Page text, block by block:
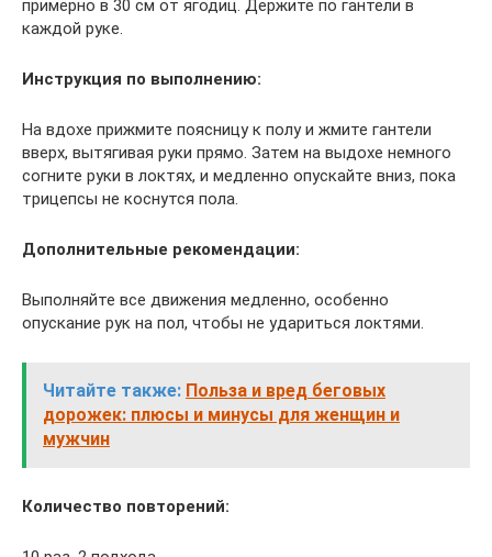
примерно в 30 см от ягодиц. Держите по гантели в
каждой руке.
Инструкция по выполнению:
На вдохе прижмите поясницу к полу и жмите гантели
вверх, вытягивая руки прямо. Затем на выдохе немного
согните руки в локтях, и медленно опускайте вниз, пока
трицепсы не коснутся пола.
Дополнительные рекомендации:
Выполняйте все движения медленно, особенно
опускание рук на пол, чтобы не удариться локтями.
Читайте также: Польза и вред беговых
дорожек: плюсы и минусы для женщин и
мужчин
Количество повторений: